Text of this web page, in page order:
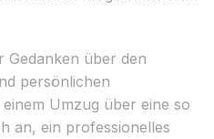
Gedanken über den
persönlichen
Umzug über eine so
an, ein professionelles